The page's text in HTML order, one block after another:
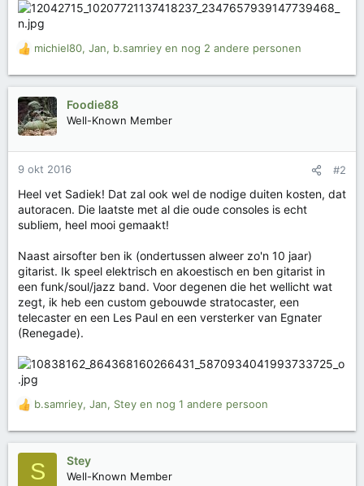
W
r
d
e
i
n
e
n
:
michiel80, Jan, b.samriey en nog 2 andere personen
Foodie88
Well-Known Member
9 okt 2016 #2
Heel vet Sadiek! Dat zal ook wel de nodige duiten kosten, dat
autoracen. Die laatste met al die oude consoles is echt
subliem, heel mooi gemaakt!
Naast airsofter ben ik (ondertussen alweer zo'n 10 jaar)
gitarist. Ik speel elektrisch en akoestisch en ben gitarist in
een funk/soul/jazz band. Voor degenen die het wellicht wat
zegt, ik heb een custom gebouwde stratocaster, een
telecaster en een Les Paul en een versterker van Egnater
(Renegade).
W
r
b.samriey, Jan, Stey en nog 1 andere persoon
S Stey
Well-Known Member